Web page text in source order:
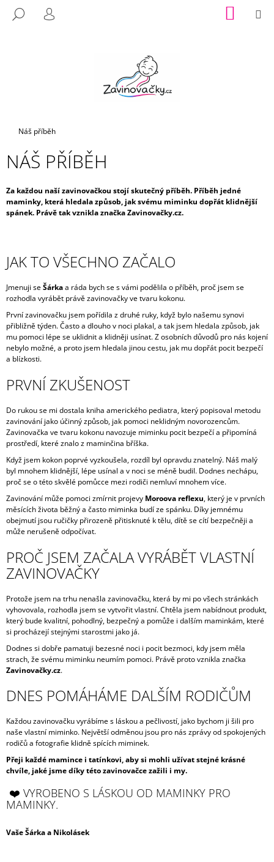
HLEDAT
PŘIHLÁŠENÍ KOŠÍK
Domů
Náš příběh
NÁŠ PŘÍBĚH
Za každou naší zavinovačkou stojí skutečný příběh. Příběh jedné
maminky, která hledala způsob, jak svému miminku dopřát klidnější
spánek. Právě tak vznikla značka Zavinovačky.cz.
JAK TO VŠECHNO ZAČALO
Jmenuji seŠárkaa ráda bych se s vámi podělila o příběh, proč jsem se
rozhodla vyrábět právě zavinovačky ve tvaru kokonu.
První zavinovačku jsem pořídila z druhé ruky, když bylo našemu synovi
přibližně týden. Často a dlouho v noci plakal, a tak jsem hledala způsob, jak
mu pomoci lépe se uklidnit a klidněji usínat. Z osobních důvodů pro nás kojení
nebylo možné, a proto jsem hledala jinou cestu, jak mu dopřát pocit bezpečí
a blízkosti.
PRVNÍ ZKUŠENOST
Do rukou se mi dostala kniha amerického pediatra, který popisoval metodu
zavinování jako účinný způsob, jak pomoci neklidným novorozencům.
Zavinovačka ve tvaru kokonu navozuje miminku pocit bezpečí a připomíná
prostředí, které znalo z maminčina bříška.
Když jsem kokon poprvé vyzkoušela, rozdíl byl opravdu znatelný. Náš malý
byl mnohem klidnější, lépe usínal a v noci se méně budil. Dodnes nechápu,
proč se o této skvělé pomůcce mezi rodiči nemluví mnohem více.
Zavinování může pomoci zmírnit projevy Moroova reflexu, který je v prvních
měsících života běžný a často miminka budí ze spánku. Díky jemnému
obejmutí jsou ručičky přirozeně přitisknuté k tělu, dítě se cítí bezpečněji a
může nerušeně odpočívat.
PROČ JSEM ZAČALA VYRÁBĚT VLASTNÍ
ZAVINOVAČKY
Protože jsem na trhu nenašla zavinovačku, která by mi po všech stránkách
vyhovovala, rozhodla jsem se vytvořit vlastní. Chtěla jsem nabídnout produkt,
který bude kvalitní, pohodlný, bezpečný a pomůže i dalším maminkám, které
si procházejí stejnými starostmi jako já.
Dodnes si dobře pamatuji bezesné noci i pocit bezmoci, kdy jsem měla
strach, že svému miminku neumím pomoci. Právě proto vznikla značka
Zavinovačky.cz.
DNES POMÁHÁME DALŠÍM RODIČŮM
Každou zavinovačku vyrábíme s láskou a pečlivostí, jako bychom ji šili pro
naše vlastní miminko. Největší odměnou jsou pro nás zprávy od spokojených
rodičů a fotografie klidně spících miminek.
Přeji každé mamince i tatínkovi, aby si mohli užívat stejné krásné
chvíle, jaké jsme díky této zavinovačce zažili i my.
❤️ VYROBENO S LÁSKOU OD MAMINKY PRO
MAMINKY.
Vaše Šárka a Nikolásek
T
E
U
J
E
N
A
J
Í
T
?
HLEDAT
D
O
P
O
R
U
Č
J
E
M
E
ZAVINOVAČKA
KVĚTY
990
Kč